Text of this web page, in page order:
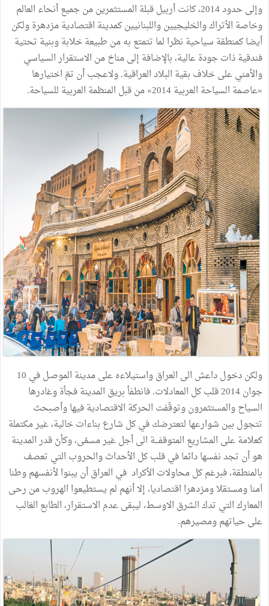
وإلىحدود2014، كانتأربيلقبلة المستثمرينمنجميعأنحاء العالم
وخاصة الأتراكوالخليجيينواللبنانيينكمدينة اقتصاديةمزدهرةولكن
أيضاكمنطقة سياحية نظرا لما تتمتع بهمن طبيعةخلابةوبنية تحتية
فندقيةذاتجودةعالية،بالإضافة إلىمناخمن الاستقرارالسياسي
والأمنيعلىخلاف بقية البلادالعراقية.ولاعجبأن تمّ اختيارها
«عاصمة السياحة العربية2014
»منقبل المنظمة العربية للسياحة.
ولكندخولداعش الى العراقواستيلاءهعلىمدينة الموصـلفي 10
جوان2014قلبكل المعادلات.فانطفأبريق المدينةفجأةوغادرها
السياحوالمستثمرونوتوقّفت الحركة الاقتصاديةفيهاوأصبحتَ
تتجول بين شوارعها لتعترضكفيكل شارع بناءاتخالية،غيرمكتملة
كعلامةعلى المشاريع المتوقفـــة الىأجلغيرمسمّى،وكأنّقدرالمدينة
هوأن تجدنفسهادائمافيقلبكل الأحداثوالحروب التي تعصف
بالمنطقة،فبرغمكلمحاولات الأكراد في العراقأن يبنوا لأنفسهموطنا
آمناومستقلاومزدهرا اقتصاديا،إلاأنهم لم يستطيعوا الهروبمن رحى
المعارك التي تدكالشرق الاوسط،ليبقىعدم الاستقرار،الطابع الغالب
علىحياتهمومصيرهم.